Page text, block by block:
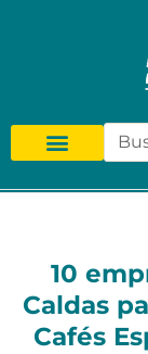
10
Caldas
Cafés